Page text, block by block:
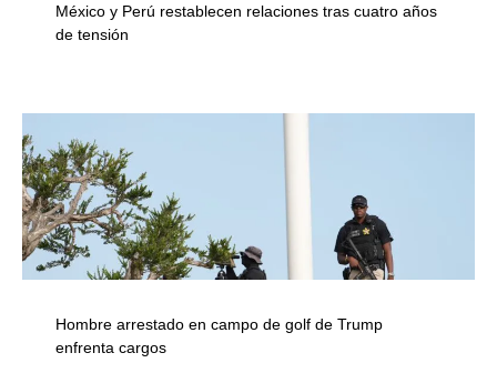
México y Perú restablecen relaciones tras cuatro años
de tensión
Hombre arrestado en campo de golf de Trump
enfrenta cargos